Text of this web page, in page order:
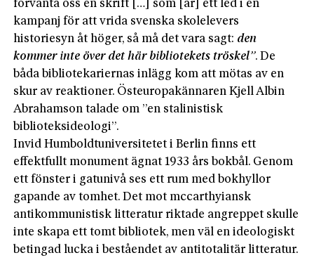
förvänta oss en skrift […] som [är] ett led i en
kampanj för att vrida svenska skolelevers
historiesyn åt höger, så må det vara sagt: den
kommer inte över det här biblio­tekets tröskel”. De
båda bibliotekariernas inlägg kom att mötas av en
skur av reaktioner. Östeuropakännaren Kjell Albin
Abrahamson talade om ”en stalinistisk
biblioteksideologi”.
Invid Humboldtuniversitetet i Berlin finns ett
effektfullt monument ägnat 1933 års bokbål. Genom
ett fönster i gatunivå ses ett rum med bokhyllor
gapande av tomhet. Det mot mccarthyiansk
antikommunistisk litteratur riktade angreppet skulle
inte skapa ett tomt bibliotek, men väl en ideologiskt
betingad lucka i beståendet av antitotalitär litteratur.